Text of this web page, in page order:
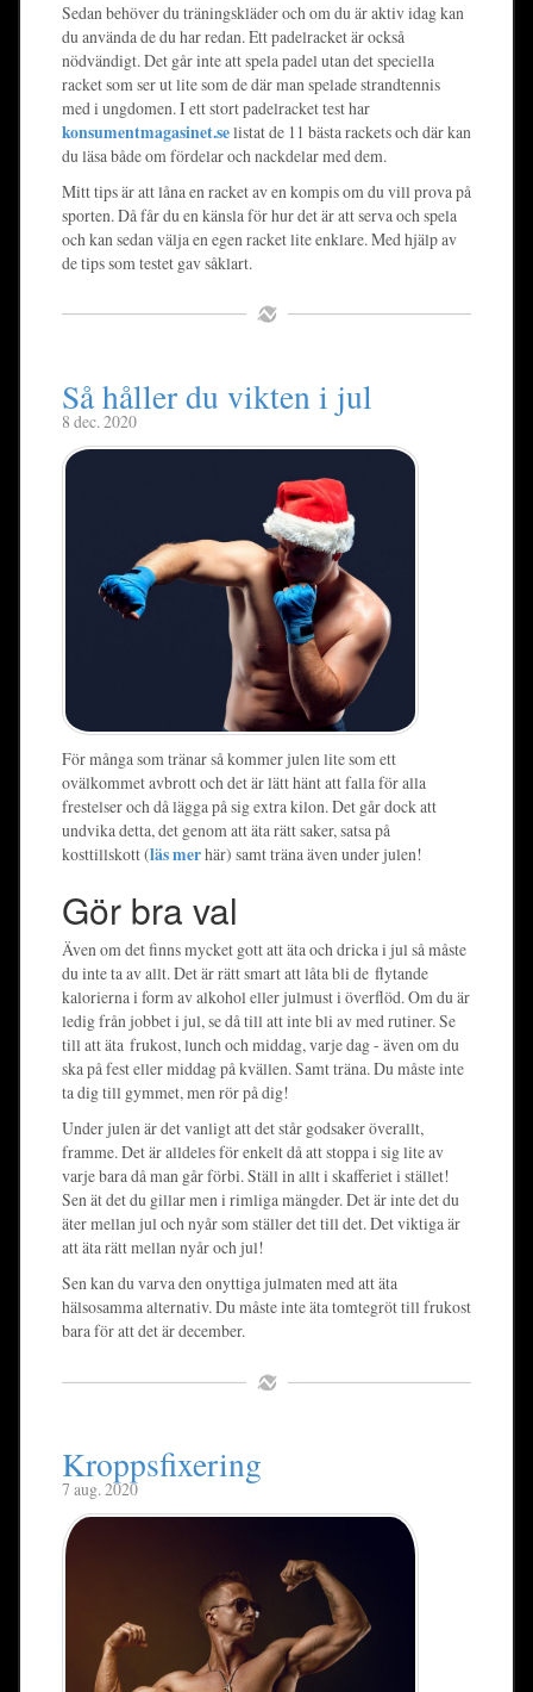
Sedan behöver du träningskläder och om du är aktiv idag kan
du använda de du har redan. Ett padelracket är också
nödvändigt. Det går inte att spela padel utan det speciella
racket som ser ut lite som de där man spelade strandtennis
med i ungdomen. I ett stort padelracket test har
konsumentmagasinet.selistat de 11 bästa rackets och där kan
du läsa både om fördelar och nackdelar med dem.
Mitt tips är att låna en racket av en kompis om du vill prova på
sporten. Då får du en känsla för hur det är att serva och spela
och kan sedan välja en egen racket lite enklare. Med hjälp av
de tips som testet gav såklart.
Så håller du vikten i jul
8 dec. 2020
För många som tränar så kommer julen lite som ett
ovälkommet avbrott och det är lätt hänt att falla för alla
frestelser och då lägga på sig extra kilon. Det går dock att
undvika detta, det genom att äta rätt saker, satsa på
kosttillskott (läs merhär) samt träna även under julen!
Gör bra val
Även om det finns mycket gott att äta och dricka i jul så måste
du inte ta av allt. Det är rätt smart att låta bli de flytande
kalorierna i form av alkohol eller julmust i överflöd. Om du är
ledig från jobbet i jul, se då till att inte bli av med rutiner. Se
till att äta frukost, lunch och middag, varje dag - även om du
ska på fest eller middag på kvällen. Samt träna. Du måste inte
ta dig till gymmet, men rör på dig!
Under julen är det vanligt att det står godsaker överallt,
framme. Det är alldeles för enkelt då att stoppa i sig lite av
varje bara då man går förbi. Ställ in allt i skafferiet i stället!
Sen ät det du gillar men i rimliga mängder. Det är inte det du
äter mellan jul och nyår som ställer det till det. Det viktiga är
att äta rätt mellan nyår och jul!
Sen kan du varva den onyttiga julmaten med att äta
hälsosamma alternativ. Du måste inte äta tomtegröt till frukost
bara för att det är december.
Kroppsfixering
7 aug. 2020